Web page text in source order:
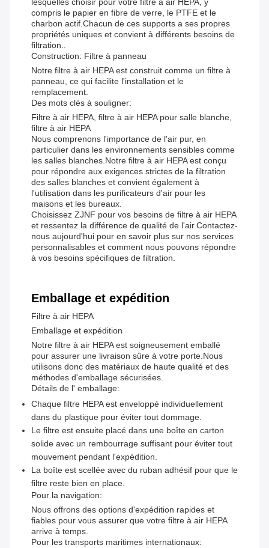
lesquelles choisir pour votre filtre à air HEPA, y
compris le papier en fibre de verre, le PTFE et le
charbon actif.Chacun de ces supports a ses propres
propriétés uniques et convient à différents besoins de
filtration..
Construction: Filtre à panneau
Notre filtre à air HEPA est construit comme un filtre à
panneau, ce qui facilite l'installation et le
remplacement.
Des mots clés à souligner:
Filtre à air HEPA, filtre à air HEPA pour salle blanche,
filtre à air HEPA
Nous comprenons l'importance de l'air pur, en
particulier dans les environnements sensibles comme
les salles blanches.Notre filtre à air HEPA est conçu
pour répondre aux exigences strictes de la filtration
des salles blanches et convient également à
l'utilisation dans les purificateurs d'air pour les
maisons et les bureaux.
Choisissez ZJNF pour vos besoins de filtre à air HEPA
et ressentez la différence de qualité de l'air.Contactez-
nous aujourd'hui pour en savoir plus sur nos services
personnalisables et comment nous pouvons répondre
à vos besoins spécifiques de filtration.
Emballage et expédition
Filtre à air HEPA
Emballage et expédition
Notre filtre à air HEPA est soigneusement emballé
pour assurer une livraison sûre à votre porte.Nous
utilisons donc des matériaux de haute qualité et des
méthodes d'emballage sécurisées.
Détails de l' emballage:
Chaque filtre HEPA est enveloppé individuellement
dans du plastique pour éviter tout dommage.
Le filtre est ensuite placé dans une boîte en carton
solide avec un rembourrage suffisant pour éviter tout
mouvement pendant l'expédition.
La boîte est scellée avec du ruban adhésif pour que le
filtre reste bien en place.
Pour la navigation:
Nous offrons des options d'expédition rapides et
fiables pour vous assurer que votre filtre à air HEPA
arrive à temps.
Pour les transports maritimes internationaux: